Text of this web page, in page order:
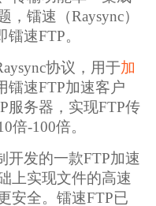
镭速（Raysync）
速FTP。
协议，用于加
镭速FTP加速客户
服务器，实现FTP传
倍-100倍。
开发的一款FTP加速
上实现文件的高速
安全。镭速FTP已